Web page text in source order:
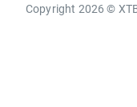
Copyright 2026 ©